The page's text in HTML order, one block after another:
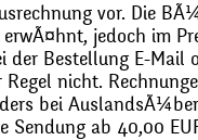
vor. Die
jedoch im
der Bestellung E-Mail
nicht.
bei
Sendung ab 40,00